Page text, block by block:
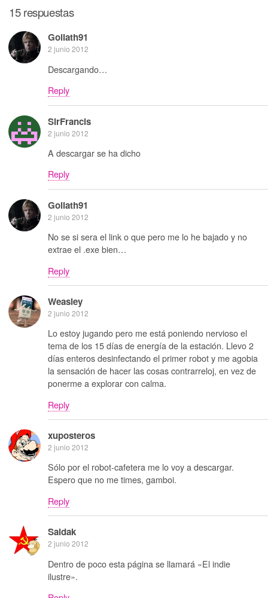
15 respuestas
Goliath91
2 junio 2012
Descargando…
Reply
SirFrancis
2 junio 2012
A descargar se ha dicho
Reply
Goliath91
2 junio 2012
No se si sera el link o que pero me lo he bajado y no
extrae el .exe bien…
Reply
Weasley
2 junio 2012
Lo estoy jugando pero me está poniendo nervioso el
tema de los 15 días de energía de la estación. Llevo 2
días enteros desinfectando el primer robot y me agobia
la sensación de hacer las cosas contrarreloj, en vez de
ponerme a explorar con calma.
Reply
xuposteros
2 junio 2012
Sólo por el robot-cafetera me lo voy a descargar.
Espero que no me times, gamboi.
Reply
Saidak
2 junio 2012
Dentro de poco esta página se llamará «El indie
ilustre».